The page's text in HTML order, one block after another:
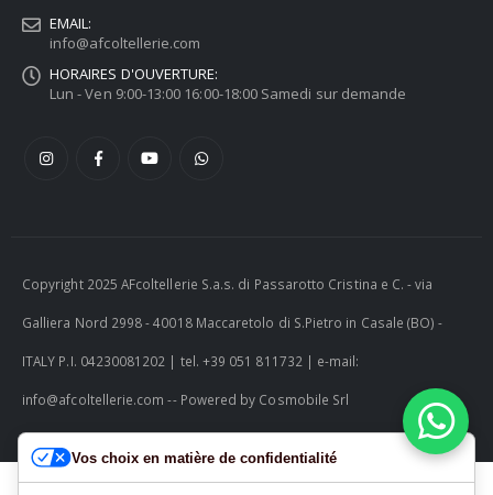
EMAIL:
info@afcoltellerie.com
HORAIRES D'OUVERTURE:
Lun - Ven 9:00-13:00 16:00-18:00 Samedi sur demande
Copyright 2025 AFcoltellerie S.a.s. di Passarotto Cristina e C. - via
Galliera Nord 2998 - 40018 Maccaretolo di S.Pietro in Casale (BO) -
ITALY P.I. 04230081202 | tel. +39 051 811732 | e-mail:
info@afcoltellerie.com -- Powered by Cosmobile Srl
Vos choix en matière de confidentialité